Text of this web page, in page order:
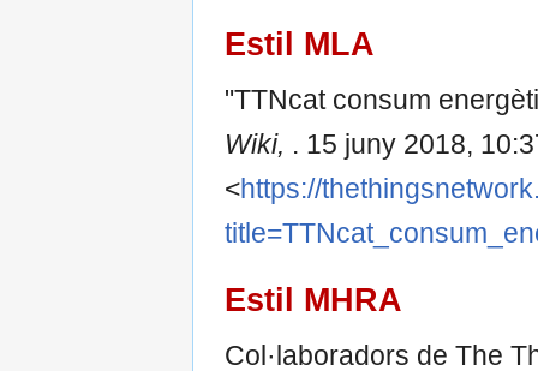
Estil MLA
"TTNcat consum
Wiki, . 15 juny 2018,
<https://
Estil MHRA
Col·laboradors de The